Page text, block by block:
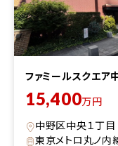
ファミールスクエア
15,400万円
中野区中央１丁目
東京メトロ丸ノ内